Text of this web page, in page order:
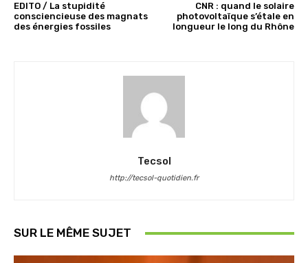
EDITO / La stupidité
consciencieuse des magnats
des énergies fossiles
CNR : quand le solaire
photovoltaïque s’étale en
longueur le long du Rhône
Tecsol
http://tecsol-quotidien.fr
SUR LE MÊME SUJET